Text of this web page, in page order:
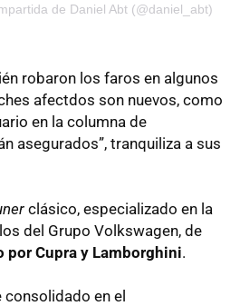
de Daniel Abt (@daniel_abt)
robaron los faros en algunos
afectdos son nuevos, como
en la columna de
asegurados”, tranquiliza a sus
clásico, especializado en la
del Grupo Volkswagen, de
por Cupra y Lamborghini.
consolidado en el